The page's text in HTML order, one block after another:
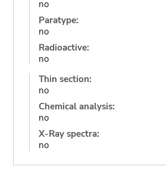
no
Paratype:
no
Radioactive:
no
Thin section:
no
Chemical analysis:
no
X-Ray spectra:
no